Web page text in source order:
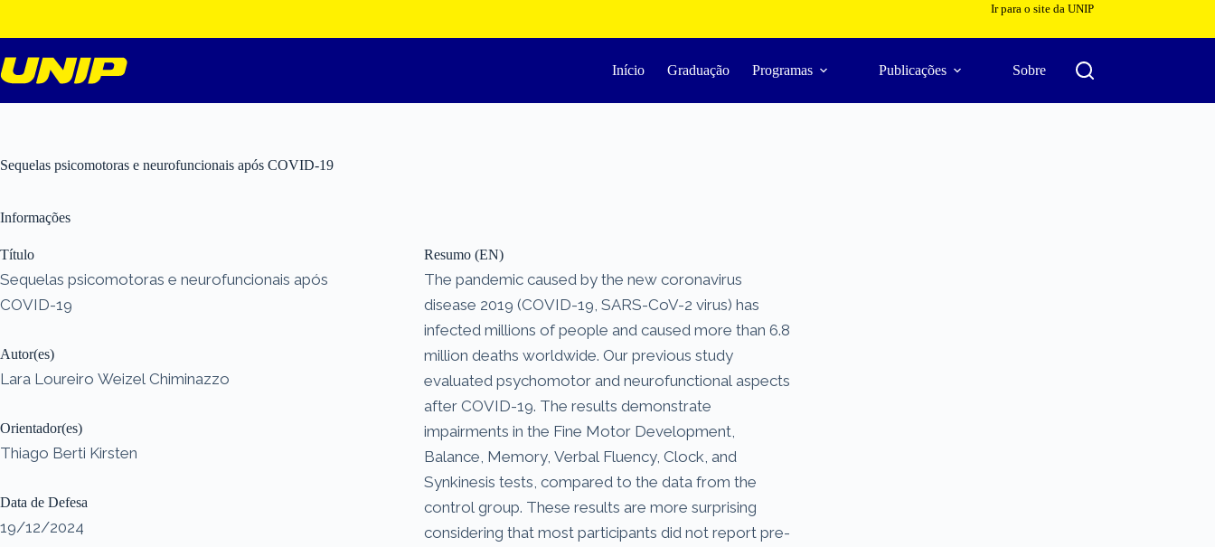
o
conteúdo
Ir para o site da UNIP
Início Graduação Programas Publicações Sobre
Sequelas psicomotoras e neurofuncionais após COVID-19
Informações
Título
Sequelas psicomotoras e neurofuncionais após
COVID-19
Autor(es)
Lara Loureiro Weizel Chiminazzo
Orientador(es)
Thiago Berti Kirsten
Data de Defesa
19/12/2024
Resumo (EN)
The pandemic caused by the new coronavirus
disease 2019 (COVID-19, SARS-CoV-2 virus) has
infected millions of people and caused more than 6.8
million deaths worldwide. Our previous study
evaluated psychomotor and neurofunctional aspects
after COVID-19. The results demonstrate
impairments in the Fine Motor Development,
Balance, Memory, Verbal Fluency, Clock, and
Synkinesis tests, compared to the data from the
control group. These results are more surprising
considering that most participants did not report pre-